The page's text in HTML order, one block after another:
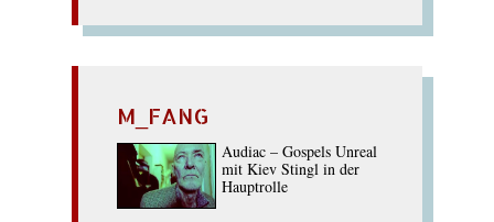
M_FANG
Audiac – Gospels Unreal
mit Kiev Stingl in der
Hauptrolle